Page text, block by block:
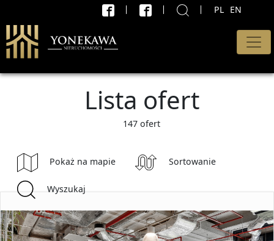
PL EN
WYSZUKAJ X
Rodzaj oferty
Cena od
do
Lista ofert
147 ofert
Pokaż na mapie Sortowanie
Wyszukaj